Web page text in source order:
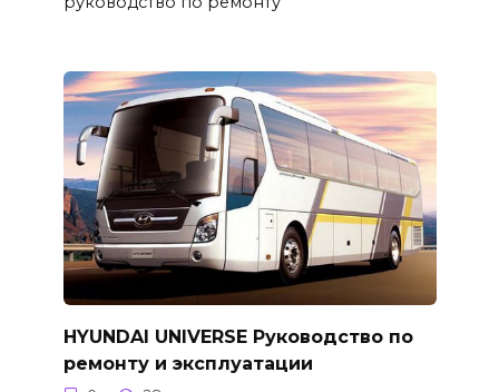
HYUNDAI UNIVERSE Руководство по
ремонту и эксплуатации